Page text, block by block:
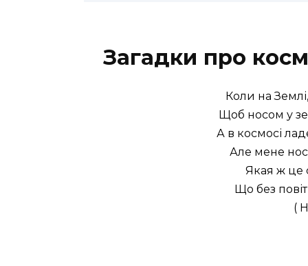
Загадки про
Коли на
Щоб носом у
А в космосі
Але мене
Якая ж це
Що без
(